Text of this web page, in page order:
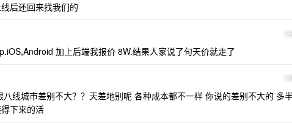
后还回来找我们的
12
加上后端我报价 8W.结果人家说了句天价就走了
13
线城市差别不大？？天差地别呢 各种成本都不一样 你说的差别不大的 多
下来的活